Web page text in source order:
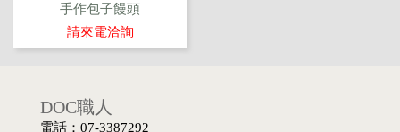
手作包子饅頭
請來電洽詢
DOC職人
電話：07-3387292